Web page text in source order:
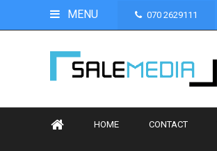
MENU 070 2629111
HOME CONTACT